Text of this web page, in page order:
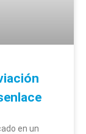
en un